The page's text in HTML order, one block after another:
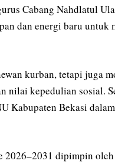
Cabang Nahdlatul
dan energi baru untuk
kurban, tetapi juga
nilai kepedulian sosial.
Kabupaten Bekasi
dipimpin